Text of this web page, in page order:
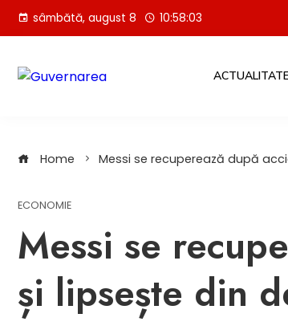
Skip sâmbătă, august 8 10:58:04
Home Messi se recuperează după
ECONOMIE
Messi se
și lipsește din